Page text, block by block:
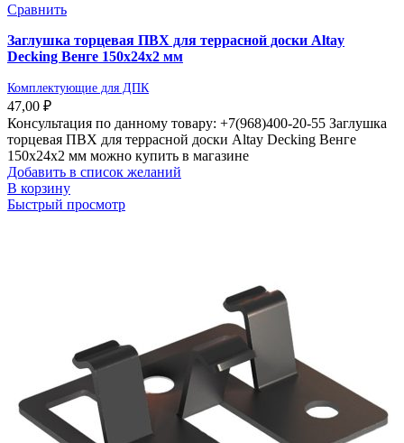
Сравнить
Заглушка торцевая ПВХ для террасной доски Altay
Decking Венге 150х24х2 мм
Комплектующие для ДПК
47,00 ₽
Консультация по данному товару: +7(968)400-20-55 Заглушка
торцевая ПВХ для террасной доски Altay Decking Венге
150х24х2 мм можно купить в магазине
Добавить в список желаний
В корзину
Быстрый просмотр